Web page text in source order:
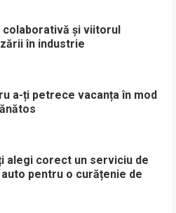
colaborativă și viitorul
în industrie
a-ți petrece vacanța în mod
alegi corect un serviciu de
pentru o curățenie de